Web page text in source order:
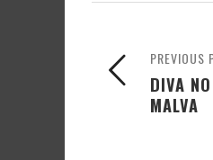
PREVIOUS
DIVA
MALVA